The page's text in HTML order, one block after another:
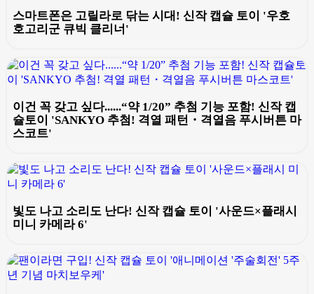
스마트폰은 고릴라로 닦는 시대! 신작 캡슐 토이 '우호
호고리군 큐빅 클리너'
이건 꼭 갖고 싶다......“약 1/20” 추첨 기능 포함! 신작 캡
슐토이 'SANKYO 추첨! 격열 패턴・격열음 푸시버튼 마
스코트'
빛도 나고 소리도 난다! 신작 캡슐 토이 '사운드×플래시
미니 카메라 6'